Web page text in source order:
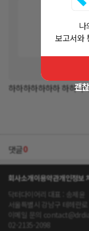
하하하하하하하 하하하
댓글0
회사소개이용약관개인정보
닥터다이어리 대표 : 송제윤
서울특별시 강남구 테헤란
이메일 문의
02-2135-2098
나
보고서와
괜